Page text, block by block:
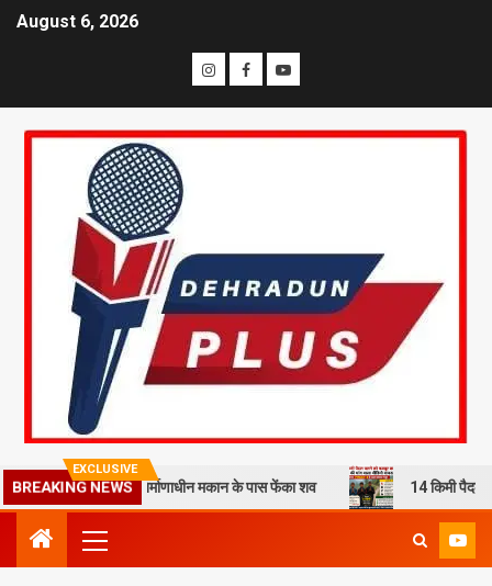
August 6, 2026
EXCLUSIVE
BREAKING NEWS
से हत्या कर निर्माणाधीन मकान के पास फेंका शव 14 किमी पैदल चलने को